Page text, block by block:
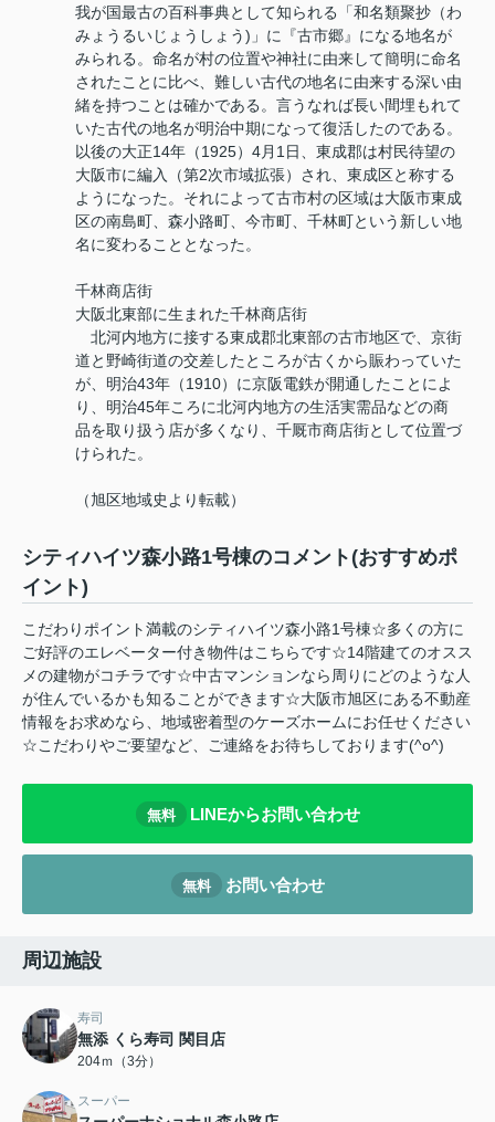
我が国最古の百科事典として知られる「和名類聚抄（わ
みょうるいじょうしょう)」に『古市郷』になる地名が
みられる。命名が村の位置や神社に由来して簡明に命名
されたことに比べ、難しい古代の地名に由来する深い由
緒を持つことは確かである。言うなれば長い間埋もれて
いた古代の地名が明治中期になって復活したのである。
以後の大正14年（1925）4月1日、東成郡は村民待望の
大阪市に編入（第2次市域拡張）され、東成区と称する
ようになった。それによって古市村の区域は大阪市東成
区の南島町、森小路町、今市町、千林町という新しい地
名に変わることとなった。
千林商店街
大阪北東部に生まれた千林商店街
北河内地方に接する東成郡北東部の古市地区で、京街
道と野崎街道の交差したところが古くから賑わっていた
が、明治43年（1910）に京阪電鉄が開通したことによ
り、明治45年ころに北河内地方の生活実需品などの商
品を取り扱う店が多くなり、千厩市商店街として位置づ
けられた。
（旭区地域史より転載）
シティハイツ森小路1号棟のコメント(おすすめポ
イント)
こだわりポイント満載のシティハイツ森小路1号棟☆多くの方に
ご好評のエレベーター付き物件はこちらです☆14階建てのオスス
メの建物がコチラです☆中古マンションなら周りにどのような人
が住んでいるかも知ることができます☆大阪市旭区にある不動産
情報をお求めなら、地域密着型のケーズホームにお任せください
☆こだわりやご要望など、ご連絡をお待ちしております(^o^)
無料 LINEからお問い合わせ
無料 お問い合わせ
周辺施設
寿司
無添 くら寿司 関目店
204ｍ（3分）
スーパー